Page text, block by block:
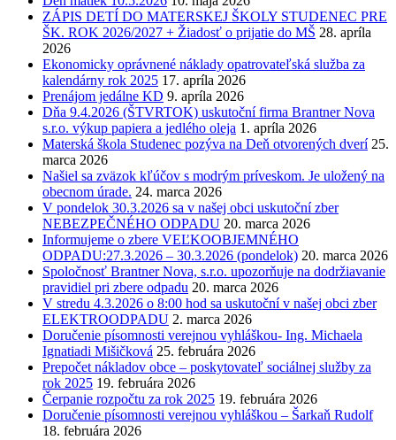
ZÁPIS DETÍ DO MATERSKEJ ŠKOLY STUDENEC PRE
ŠK. ROK 2026/2027 + Žiadosť o prijatie do MŠ 28. apríla
2026
Ekonomicky oprávnené náklady opatrovateľská služba za
kalendárny rok 2025 17. apríla 2026
Prenájom jedálne KD 9. apríla 2026
Dňa 9.4.2026 (ŠTVRTOK) uskutoční firma Brantner Nova
s.r.o. výkup papiera a jedlého oleja 1. apríla 2026
Materská škola Studenec pozýva na Deň otvorených dverí 25.
marca 2026
Našiel sa zväzok kľúčov s modrým príveskom. Je uložený na
obecnom úrade. 24. marca 2026
V pondelok 30.3.2026 sa v našej obci uskutoční zber
NEBEZPEČNÉHO ODPADU 20. marca 2026
Informujeme o zbere VEĽKOOBJEMNÉHO
ODPADU:27.3.2026 – 30.3.2026 (pondelok) 20. marca 2026
Spoločnosť Brantner Nova, s.r.o. upozorňuje na dodržiavanie
pravidiel pri zbere odpadu 20. marca 2026
V stredu 4.3.2026 o 8:00 hod sa uskutoční v našej obci zber
ELEKTROODPADU 2. marca 2026
Doručenie písomnosti verejnou vyhláškou- Ing. Michaela
Ignatiadi Mišičková 25. februára 2026
Prepočet nákladov obce – poskytovateľ sociálnej služby za
rok 2025 19. februára 2026
Čerpanie rozpočtu za rok 2025 19. februára 2026
Doručenie písomnosti verejnou vyhláškou – Šarkaň Rudolf
18. februára 2026